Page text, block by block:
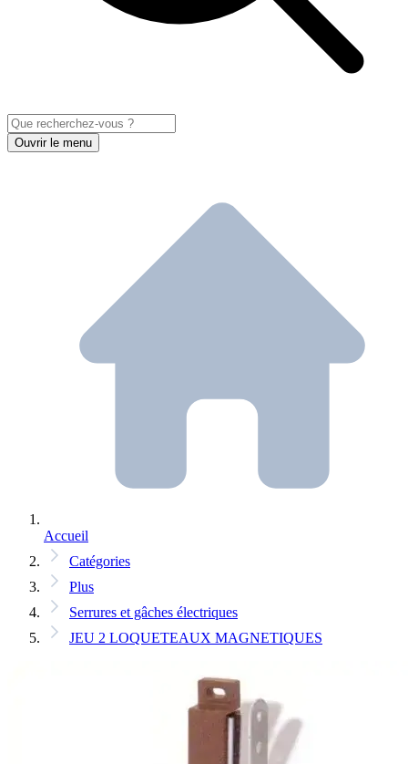
Ouvrir le menu
Accueil
Catégories
Plus
Serrures et gâches électriques
JEU 2 LOQUETEAUX MAGNETIQUES